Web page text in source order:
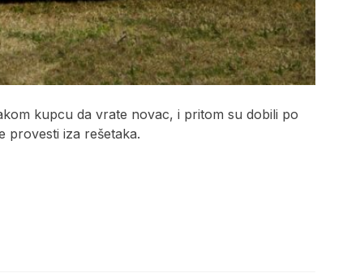
kupcu da vrate novac, i pritom su dobili po
provesti iza rešetaka.